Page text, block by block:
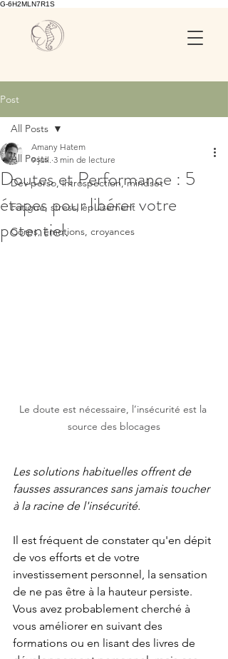
G-6H2MLN7R1S
Post
All Posts
Dev perso, introspection, mindset
Fatigue, stress, épuisement
Corps, émotions, croyances
All Posts
Doutes et Performance : 5
étapes pour libérer votre
potentiel.
Amany Hatem
9 juil. 3 min de lecture
Le doute est nécessaire, l’insécurité est la
source des blocages
Les solutions habituelles offrent de
fausses assurances sans jamais toucher
à la racine de l'insécurité.
Il est fréquent de constater qu'en dépit
de vos efforts et de votre
investissement personnel, la sensation
de ne pas être à la hauteur persiste.
Vous avez probablement cherché à
vous améliorer en suivant des
formations ou en lisant des livres de